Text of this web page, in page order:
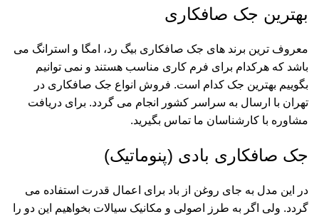
بهترین جک صافکاری
معروف ترین برند های جک صافکاری بیگ رد، امگا و استرانگ می
باشد که هرکدام برای فرم کاری مناسب هستند و نمی توانیم
بگوییم بهترین جک کدام است. فروش انواع جک صافکاری در
تهران با ارسال به سراسر کشور انجام می گردد. برای دریافت
مشاوره با کارشناسان ما تماس بگیرید.
جک صافکاری بادی (پنوماتیک)
در این مدل به جای روغن از باد برای اعمال قدرت استفاده می
گردد. ولی اگر به طرز اصولی و مکانیک سیالات بخواهیم این دو را